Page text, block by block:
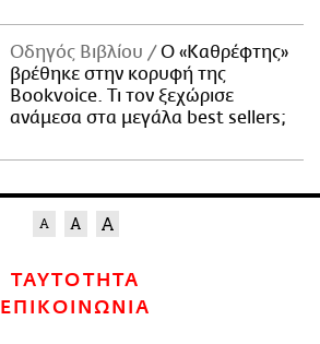
Οδηγός Βιβλίου
Ο «Καθρέφτης»
βρέθηκε στην κορυφή της
Bookvoice. Τι τον ξεχώρισε
ανάμεσα στα μεγάλα best sellers;
ΤΑΥΤΟΤΗΤΑ
ΕΠΙΚΟΙΝΩΝΙΑ